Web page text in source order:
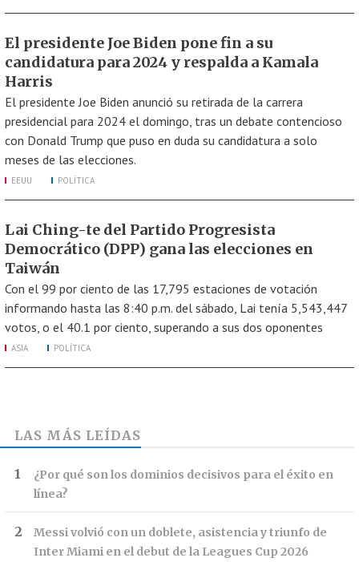
El presidente Joe Biden pone fin a su
candidatura para 2024 y respalda a Kamala
Harris
El presidente Joe Biden anunció su retirada de la carrera
presidencial para 2024 el domingo, tras un debate contencioso
con Donald Trump que puso en duda su candidatura a solo
meses de las elecciones.
EEUU POLÍTICA
Lai Ching-te del Partido Progresista
Democrático (DPP) gana las elecciones en
Taiwán
Con el 99 por ciento de las 17,795 estaciones de votación
informando hasta las 8:40 p.m. del sábado, Lai tenía 5,543,447
votos, o el 40.1 por ciento, superando a sus dos oponentes
ASIA POLÍTICA
LAS MÁS LEÍDAS
¿Por qué son los dominios decisivos para el éxito en
línea?
Messi volvió con un doblete, asistencia y triunfo de
Inter Miami en el debut de la Leagues Cup 2026